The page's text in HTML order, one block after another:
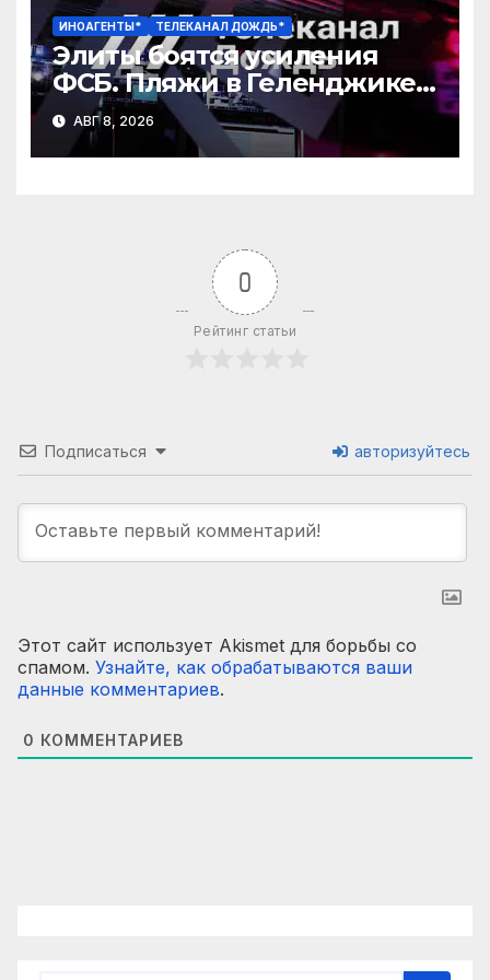
ИНОАГЕНТЫ* ТЕЛЕКАНАЛ ДОЖДЬ*
Элиты боятся усиления
ФСБ. Пляжи в Геленджике
закрыли. Медведев
угрожает Армении
АВГ 8, 2026
0
Рейтинг статьи
Подписаться авторизуйтесь
Этот сайт использует Akismet для борьбы со
спамом. Узнайте, как обрабатываются ваши
данные комментариев.
0 КОММЕНТАРИЕВ